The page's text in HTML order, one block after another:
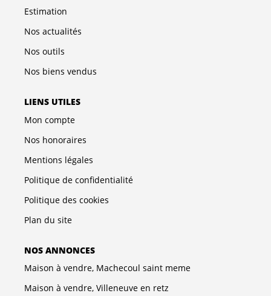
Estimation
Nos actualités
Nos outils
Nos biens vendus
LIENS UTILES
Mon compte
Nos honoraires
Mentions légales
Politique de confidentialité
Politique des cookies
Plan du site
NOS ANNONCES
Maison à vendre, Machecoul saint meme
Maison à vendre, Villeneuve en retz